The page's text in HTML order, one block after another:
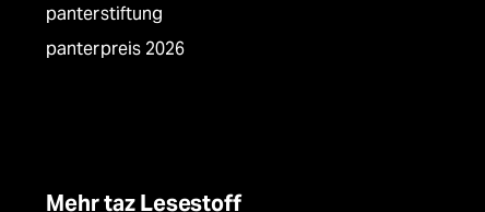
panterstiftung
panterpreis 2026
Mehr taz Lesestoff